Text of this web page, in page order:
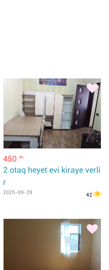
450 m
2 otaq heyet evi kiraye verli
r
2025-09-28 42